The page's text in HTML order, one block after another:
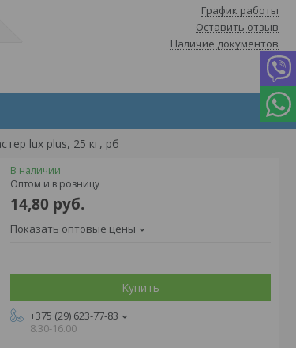
График работы
Оставить отзыв
Наличие документов
lux plus, 25 кг, рб
В наличии
Оптом и в розницу
14,80 руб.
Показать оптовые цены
Купить
+375 (29) 623-77-83
8.30-16.00